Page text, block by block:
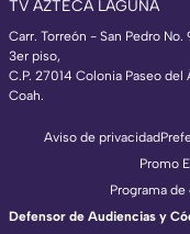
TV AZTECA LAGUNA
Carr. Torreón - San Pedro
3er piso,
C.P. 27014 Colonia Paseo del
Coah.
Aviso de privacidad
Promo
Programa
Defensor de Audiencias y